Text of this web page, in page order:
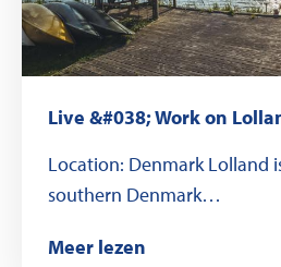
Live &#038; Work on
Location: Denmark Lolland
southern Denmark…
Meer lezen